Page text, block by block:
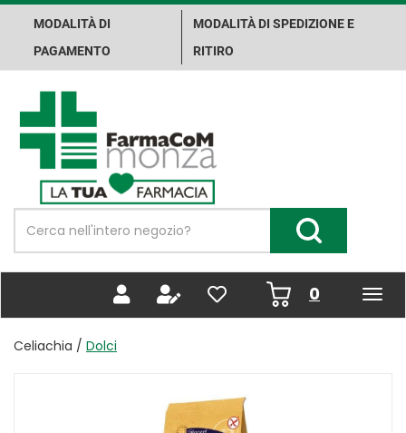
Passa
contenuto
MODALITÀ DI
PAGAMENTO
MODALITÀ DI SPEDIZIONE E
RITIRO
Farma.Co.M.
Spa
Prodotto
Cerca Prodotto
0 prodotti
inseriti
Celiachia / Dolci